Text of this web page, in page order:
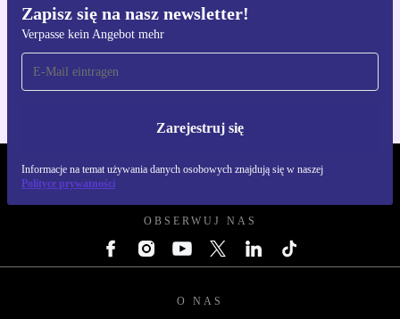
Zapisz się na nasz newsletter!
Verpasse kein Angebot mehr
Zarejestruj się
Informacje na temat używania danych osobowych znajdują się w naszej
Polityce prywatności
Pobierz aplikację refurbed
Dla iOS i Android
REFURBED POLSKA - RETHINK NEW.
OBSERWUJ NAS
O NAS